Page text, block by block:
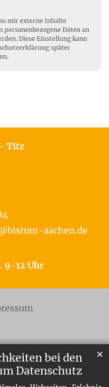
bei den
Datenschutz
✕
mir externe Inhalte
personenbezogene Daten an
Diese Einstellung kann
später
Titz
aachen.de
9-12 Uhr